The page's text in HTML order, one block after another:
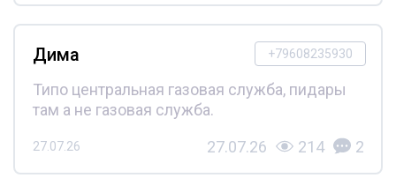
+79608235930
Дима
Типо центральная газовая служба, пидары
там а не газовая служба.
27.07.26 27.07.26 214 2